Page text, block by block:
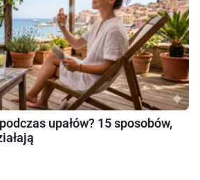
upałów? 15 sposobów,